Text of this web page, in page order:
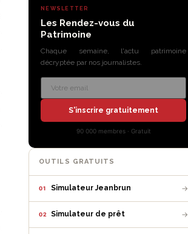
NEWSLETTER
Les Rendez-vous du
Patrimoine
Chaque semaine, l'actu patrimoine
décryptée par nos journalistes.
S'inscrire gratuitement
90 000 membres · Gratuit
OUTILS GRATUITS
01 Simulateur Jeanbrun →
02 Simulateur de prêt →